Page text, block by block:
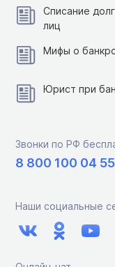
Списание
лиц
Мифы о
Юрист при
Звонки по РФ
8 800 100 04 55
Наши социальные